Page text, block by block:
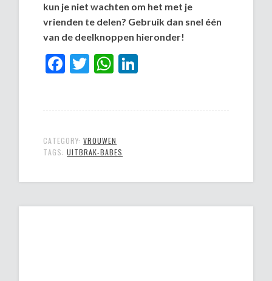
kun je niet wachten om het met je
vrienden te delen? Gebruik dan snel één
van de deelknoppen hieronder!
Facebook
TwitterWhatsApp
CATEGORY:VROUWEN
TAGS:UITBRAK-BABES